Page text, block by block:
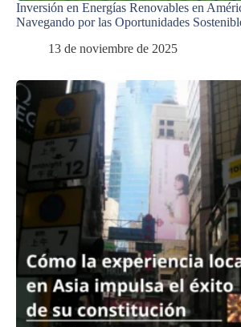
Inversión en Energías Renovables en
Navegando por las Oportunidades
13 de noviembre de 2025